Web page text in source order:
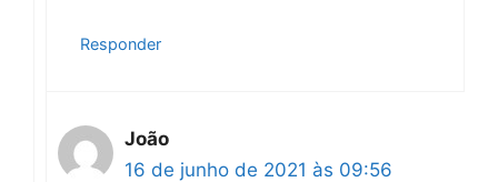
Responder
João
16 de junho de 2021 às 09:56